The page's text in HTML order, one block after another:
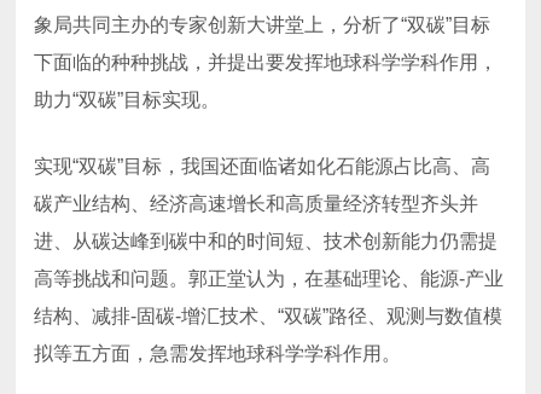
助力“双碳”目标实现。
拟等五方面，急需发挥地球科学学科作用。